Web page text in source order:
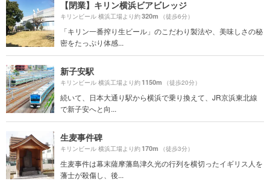
【閉業】キリン横浜ビアビレッジ
キリンビール 横浜工場より約320m （徒歩6分）
「キリン一番搾り生ビール」のこだわり製法や、美味しさの秘
密をたっぷり体感...
新子安駅
キリンビール 横浜工場より約1150m （徒歩20分）
続いて、日本大通り駅から横浜で乗り換えて、JR京浜東北線
で新子安へと向...
生麦事件碑
キリンビール 横浜工場より約170m （徒歩3分）
生麦事件は幕末薩摩藩島津久光の行列を横切ったイギリス人を
藩士が殺傷し、後...